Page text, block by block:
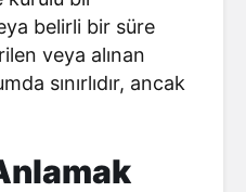
belirli bir süre
veya alınan
sınırlıdır, ancak